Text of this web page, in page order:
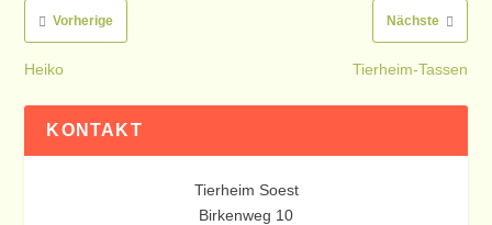
Vorherige
Heiko
Nächste
Tierheim-Tassen
KONTAKT
Tierheim Soest
Birkenweg 10